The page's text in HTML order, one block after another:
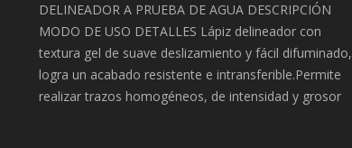
DELINEADOR A PRUEBA DE AGUA DESCRIPCIÓN
MODO DE USO DETALLES Lápiz delineador con
textura gel de suave deslizamiento y fácil difuminado,
logra un acabado resistente e intransferible.Permite
realizar trazos homogéneos, de intensidad y grosor